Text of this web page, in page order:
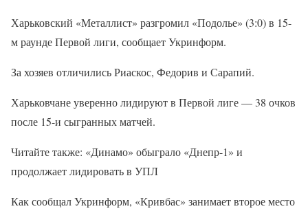
Харьковский «Металлист» разгромил «Подолье» (3:0) в 15-
м раунде Первой лиги, сообщает Укринформ.
За хозяев отличились Риаскос, Федорив и Сарапий.
Харьковчане уверенно лидируют в Первой лиге — 38 очков
после 15-и сыгранных матчей.
Читайте также: «Динамо» обыграло «Днепр-1» и
продолжает лидировать в УПЛ
Как сообщал Укринформ, «Кривбас» занимает второе место